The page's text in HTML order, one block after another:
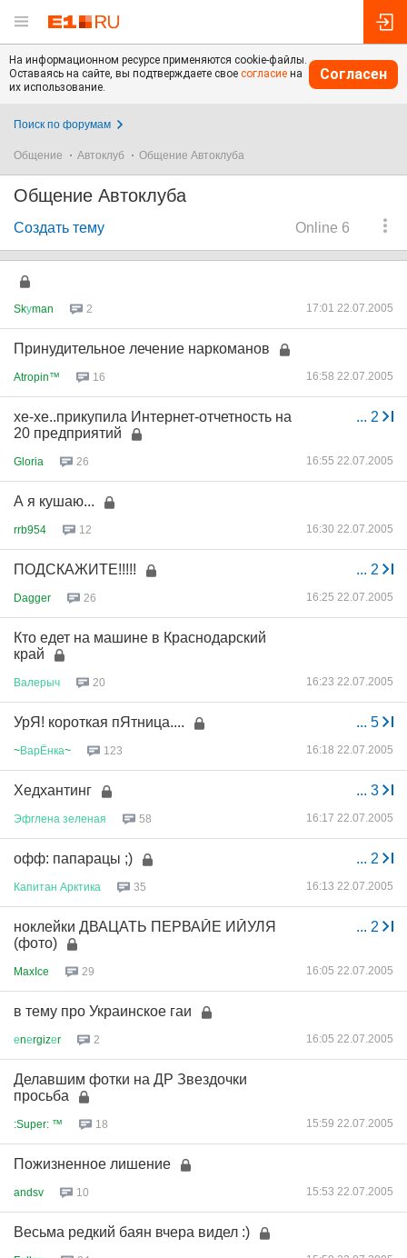
На информационном ресурсе применяются cookie-файлы.
Оставаясь на сайте, вы подтверждаете свое согласие на
их использование.
Согласен
Поиск по форумам
Общение Автоклуб Общение Автоклуба
Общение Автоклуба
Online 6
Создать тему
Skуman 2 17:01 22.07.2005
Принудительное лечение наркоманов
Atropin™ 16 16:58 22.07.2005
... 2
хе-хе..прикупила Интернет-отчетность на
20 предприятий
Gloria 26 16:55 22.07.2005
А я кушаю...
rrb954 12 16:30 22.07.2005
... 2
ПОДСКАЖИТЕ!!!!!
Dagger 26 16:25 22.07.2005
Кто едет на машине в Краснодарский
край
Валерыч 20 16:23 22.07.2005
... 5
УрЯ! короткая пЯтница....
~ВарЁнка~ 123 16:18 22.07.2005
... 3
Хедхантинг
Эфглена зеленая 58 16:17 22.07.2005
... 2
офф: папарацы ;)
Капитан Арктика 35 16:13 22.07.2005
... 2
ноклейки ДВАЦАТЬ ПЕРВАЙЕ ИЙУЛЯ
(фото)
MaxIce 29 16:05 22.07.2005
в тему про Украинское гаи
еnеrgizеr 2 16:05 22.07.2005
Делавшим фотки на ДР Звездочки
просьба
:Super: ™ 18 15:59 22.07.2005
Пожизненное лишение
andsv 10 15:53 22.07.2005
Весьма редкий баян вчера видел :)